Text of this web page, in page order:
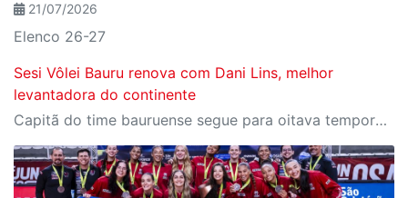
21/07/2026
Elenco 26-27
Sesi Vôlei Bauru renova com Dani Lins, melhor
levantadora do continente
Capitã do time bauruense segue para oitava temporada consecutiva